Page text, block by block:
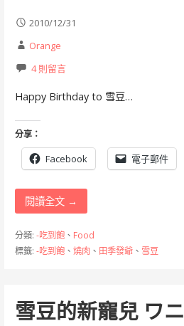
2010/12/31
Orange
4 則留言
Happy Birthday to 雪豆…
分享：
Facebook 電子郵件
閱讀全文 →
分類: -吃到飽、 Food
標籤: -吃到飽、 燒肉 、 田季發爺、 雪豆
雪豆的新寵兒 ワニ